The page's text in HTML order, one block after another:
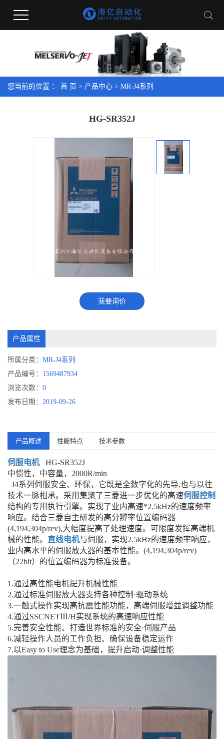
您当前的位置 ： 首 页 > 产品中心 > MR-J4系列
HG-SR352J
我要询价
产品属性
所属分类： MR-J4系列
产品编号： 1569487934
浏览次数： 0
发布日期： 2019-09-26
产品概述 性能特点 技术参数
伺服电机HG-SR352J
中惯性，中容量，2000R/min
J4系列伺服安全、环保，它既是全数字化的先导,也与以往
技术一脉相承。采用集聚了三菱进一步优化的高速伺服控制
结构的专用执行引擎。实现了业内高速*2.5kHz的速度频率
响应。结合三菱自主研发的高分辨率位置编码器
(4,194,304p/rev),大幅度提高了处理速度。可限度发挥高端机
械的性能。 直线电机与伺服，实现2.5kHz的速度频率响应，
业内高水平的伺服放大器的基本性能。(4,194,304p/rev)
（22bit）的位置编码器为标准设备。
1.通过高性能电机提升机械性能
2.通过标准伺服放大器支持各种控制·驱动系统
3.一触式操作实现高抗震性能功能，高端伺服增益调整功能
4.通过SSCNETⅢ/H实现系统的高速响应性能
5.完善安全性能、打造世界标准的安全·伺服产品
6.减轻操作人员的工作负担、确保设备稳定运作
7.以Easy to Use理念为基础，提升启动·调整性能